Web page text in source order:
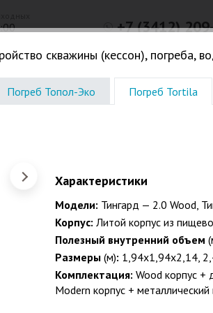
+7 (3412)
оф. 316
Погреба. Кессоны Жироловки. КНС.
И
СИСТЕМ,
на работы 5
частного дома, коттеджа,
гостиницы, поселка и др., под ключ до
скважины (кессон), погреба,
Погреб Топол-Эко Погреб Tortila
Характеристики
Модели: Тингард — 2.0 Wood,
Корпус: Литой корпус из
Полезный внутренний объем
Размеры (м): 1,94х1,94х2,14,
Комплектация: Wood корпус +
Modern корпус +